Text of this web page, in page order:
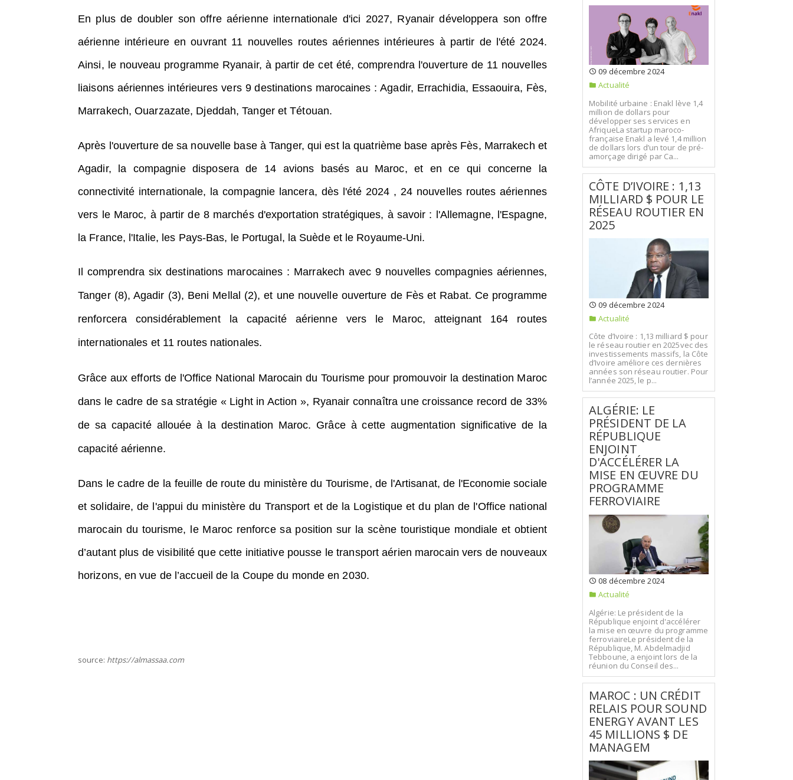
En plus de doubler son offre aérienne internationale d'ici 2027, Ryanair développera son offre
aérienne intérieure en ouvrant 11 nouvelles routes aériennes intérieures à partir de l'été 2024.
Ainsi, le nouveau programme Ryanair, à partir de cet été, comprendra l'ouverture de 11 nouvelles
liaisons aériennes intérieures vers 9 destinations marocaines : Agadir, Errachidia, Essaouira, Fès,
Marrakech, Ouarzazate, Djeddah, Tanger et Tétouan.
Après l'ouverture de sa nouvelle base à Tanger, qui est la quatrième base après Fès, Marrakech et
Agadir, la compagnie disposera de 14 avions basés au Maroc, et en ce qui concerne la
connectivité internationale, la compagnie lancera, dès l'été 2024 , 24 nouvelles routes aériennes
vers le Maroc, à partir de 8 marchés d'exportation stratégiques, à savoir : l'Allemagne, l'Espagne,
la France, l'Italie, les Pays-Bas, le Portugal, la Suède et le Royaume-Uni.
Il comprendra six destinations marocaines : Marrakech avec 9 nouvelles compagnies aériennes,
Tanger (8), Agadir (3), Beni Mellal (2), et une nouvelle ouverture de Fès et Rabat. Ce programme
renforcera considérablement la capacité aérienne vers le Maroc, atteignant 164 routes
internationales et 11 routes nationales.
Grâce aux efforts de l'Office National Marocain du Tourisme pour promouvoir la destination Maroc
dans le cadre de sa stratégie « Light in Action », Ryanair connaîtra une croissance record de 33%
de sa capacité allouée à la destination Maroc. Grâce à cette augmentation significative de la
capacité aérienne.
Dans le cadre de la feuille de route du ministère du Tourisme, de l'Artisanat, de l'Economie sociale
et solidaire, de l'appui du ministère du Transport et de la Logistique et du plan de l'Office national
marocain du tourisme, le Maroc renforce sa position sur la scène touristique mondiale et obtient
d’autant plus de visibilité que cette initiative pousse le transport aérien marocain vers de nouveaux
horizons, en vue de l’accueil de la Coupe du monde en 2030.
source: https://almassaa.com
09 décembre 2024
Actualité
Mobilité urbaine : Enakl lève 1,4
million de dollars pour
développer ses services en
AfriqueLa startup maroco-
française Enakl a levé 1,4 million
de dollars lors d’un tour de pré-
amorçage dirigé par Ca...
CÔTE D’IVOIRE : 1,13
MILLIARD $ POUR LE
RÉSEAU ROUTIER EN
2025
09 décembre 2024
Actualité
Côte d’Ivoire : 1,13 milliard $ pour
le réseau routier en 2025vec des
investissements massifs, la Côte
d’Ivoire améliore ces dernières
années son réseau routier. Pour
l’année 2025, le p...
ALGÉRIE: LE
PRÉSIDENT DE LA
RÉPUBLIQUE
ENJOINT
D'ACCÉLÉRER LA
MISE EN ŒUVRE DU
PROGRAMME
FERROVIAIRE
08 décembre 2024
Actualité
Algérie: Le président de la
République enjoint d'accélérer
la mise en œuvre du programme
ferroviaireLe président de la
République, M. Abdelmadjid
Tebboune, a enjoint lors de la
réunion du Conseil des...
MAROC : UN CRÉDIT
RELAIS POUR SOUND
ENERGY AVANT LES
45 MILLIONS $ DE
MANAGEM